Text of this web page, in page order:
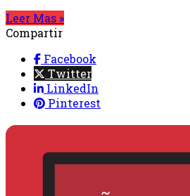
Leer Mas »
Compartir
Facebook
Twitter
LinkedIn
Pinterest